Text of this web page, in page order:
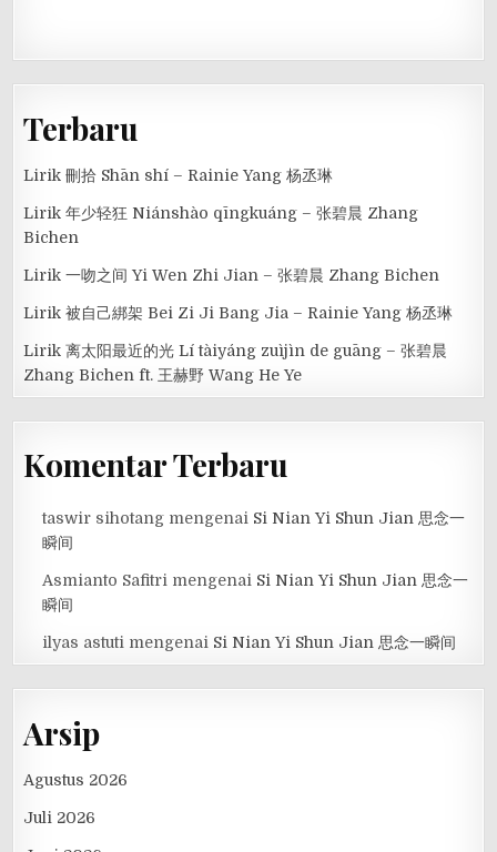
Terbaru
Lirik 刪拾 Shān shí – Rainie Yang 杨丞琳
Lirik 年少轻狂 Niánshào qīngkuáng – 张碧晨 Zhang
Bichen
Lirik 一吻之间 Yi Wen Zhi Jian – 张碧晨 Zhang Bichen
Lirik 被自己綁架 Bei Zi Ji Bang Jia – Rainie Yang 杨丞琳
Lirik 离太阳最近的光 Lí tàiyáng zuìjìn de guāng – 张碧晨
Zhang Bichen ft. 王赫野 Wang He Ye
Komentar Terbaru
taswir sihotang mengenai Si Nian Yi Shun Jian 思念一
瞬间
Asmianto Safitri mengenai Si Nian Yi Shun Jian 思念一
瞬间
ilyas astuti mengenai Si Nian Yi Shun Jian 思念一瞬间
Arsip
Agustus 2026
Juli 2026